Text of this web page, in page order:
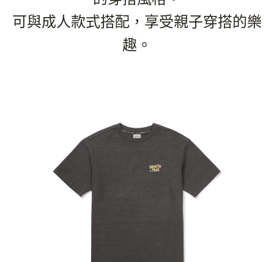
可與成人款式搭配，享受親子穿搭的樂
趣。